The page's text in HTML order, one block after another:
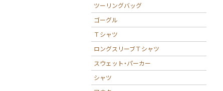
ツーリングバッグ
ゴーグル
Ｔシャツ
ロングスリーブＴシャツ
スウェット・パーカー
シャツ